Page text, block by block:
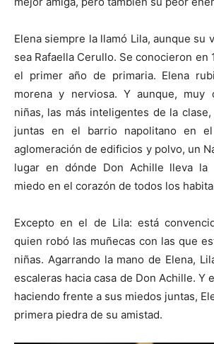
Elena siempre la llamó Lila, aunque su
sea Rafaella Cerullo. Se conocieron en
el primer año de primaria. Elena
morena y nerviosa. Y aunque, muy
niñas, las más inteligentes de la
juntas en el barrio napolitano en
aglomeración de edificios y polvo, un
lugar en dónde Don Achille lleva la
miedo en el corazón de todos los
Excepto en el de Lila: está
quien robó las muñecas con las que
niñas. Agarrando la mano de Elena,
escaleras hacia casa de Don Achille. Y
haciendo frente a sus miedos juntas,
primera piedra de su amistad.